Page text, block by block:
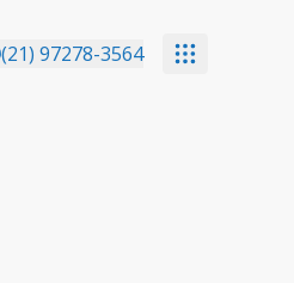
(21) 97278-3564